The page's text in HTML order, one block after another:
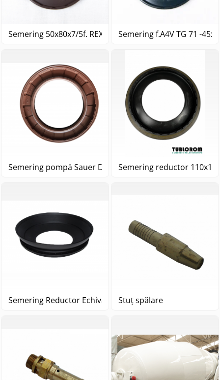
Semering 50x80x7/5f. REXROTH A4V TG90Semering f.A4V TG 71
Semering pompă Sauer DanfossTMP089 65x97x7.5/9.5
Semering reductor
Semering Reductor Echivalent Sauer Danfoss
Stuț spălare